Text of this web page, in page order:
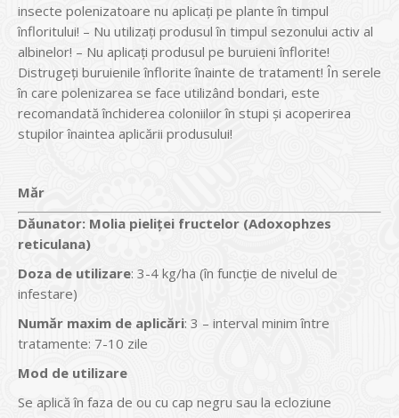
insecte polenizatoare nu aplicaţi pe plante în timpul
înfloritului! – Nu utilizaţi produsul în timpul sezonului activ al
albinelor! – Nu aplicaţi produsul pe buruieni înflorite!
Distrugeţi buruienile înflorite înainte de tratament! În serele
în care polenizarea se face utilizând bondari, este
recomandată închiderea coloniilor în stupi şi acoperirea
stupilor înaintea aplicării produsului!
Măr
Dăunator: Molia pieliţei fructelor (Adoxophzes
reticulana)
Doza de utilizare: 3-4 kg/ha (în funcţie de nivelul de
infestare)
Număr maxim de aplicări: 3 – interval minim între
tratamente: 7-10 zile
Mod de utilizare
Se aplică în faza de ou cu cap negru sau la ecloziune